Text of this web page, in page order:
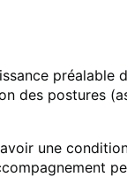
préalable
des postures
une